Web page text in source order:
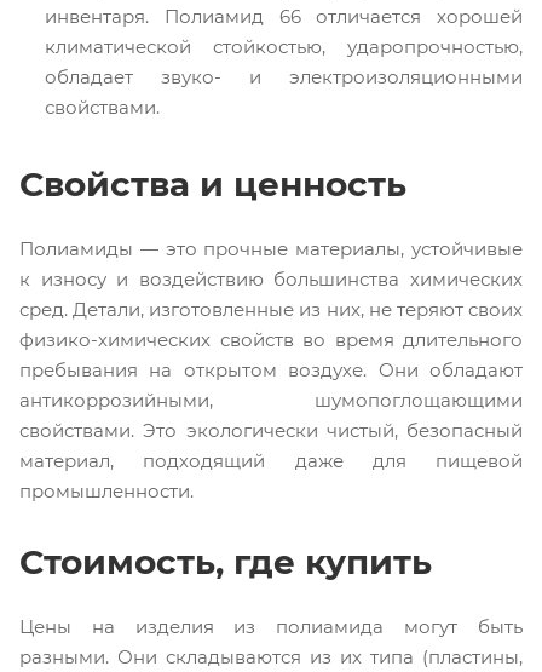
инвентаря. Полиамид 66 отличается хорошей
климатической стойкостью, ударопрочностью,
обладает звуко- и электроизоляционными
свойствами.
Свойства и ценность
Полиамиды — это прочные материалы, устойчивые
к износу и воздействию большинства химических
сред. Детали, изготовленные из них, не теряют своих
физико-химических свойств во время длительного
пребывания на открытом воздухе. Они обладают
антикоррозийными, шумопоглощающими
свойствами. Это экологически чистый, безопасный
материал, подходящий даже для пищевой
промышленности.
Стоимость, где купить
Цены на изделия из полиамида могут быть
разными. Они складываются из их типа (пластины,